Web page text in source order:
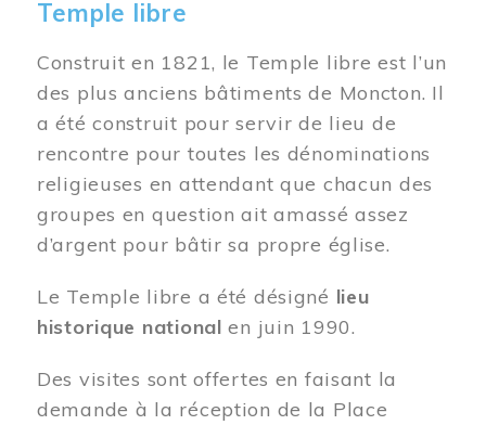
Temple libre
Construit en 1821, le Temple libre est l’un
des plus anciens bâtiments de Moncton. Il
a été construit pour servir de lieu de
rencontre pour toutes les dénominations
religieuses en attendant que chacun des
groupes en question ait amassé assez
d’argent pour bâtir sa propre église.
Le Temple libre a été désigné lieu
historique national en juin 1990.
Des visites sont offertes en faisant la
demande à la réception de la Place